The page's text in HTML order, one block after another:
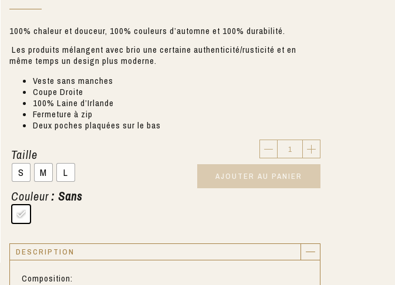
100% chaleur et douceur, 100% couleurs d’automne et 100% durabilité.
Les produits mélangent avec brio une certaine authenticité/rusticité et en
même temps un design plus moderne.
Veste sans manches
Coupe Droite
100% Laine d’Irlande
Fermeture à zip
Deux poches plaquées sur le bas
Taille
S M L
Couleur: Sans
AJOUTER AU PANIER
DESCRIPTION
Composition: